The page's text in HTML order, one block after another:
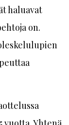
haluavat
on.